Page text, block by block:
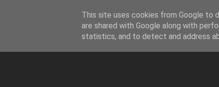
LoNinja.gr
This site uses cookies from Google to
are shared with Google along with
statistics, and to detect and address